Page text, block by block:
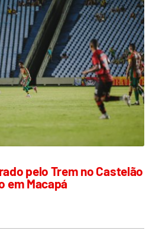
pelo Trem no Castelão
em Macapá